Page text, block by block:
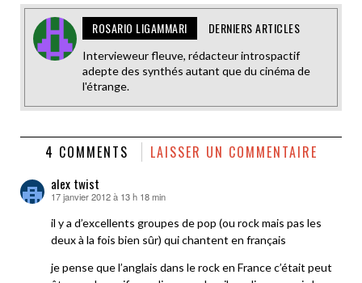
ROSARIO LIGAMMARI DERNIERS ARTICLES
Intervieweur fleuve, rédacteur introspactif
adepte des synthés autant que du cinéma de
l'étrange.
4 COMMENTS LAISSER UN COMMENTAIRE
alex twist
dit :
17 janvier 2012 à 13 h 18 min
il y a d’excellents groupes de pop (ou rock mais pas les
deux à la fois bien sûr) qui chantent en français
je pense que l’anglais dans le rock en France c’était peut